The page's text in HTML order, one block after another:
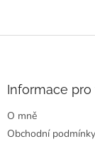
Informace pro
O mně
Obchodní podmínky